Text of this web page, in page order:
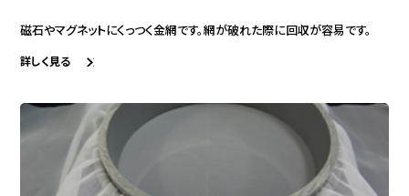
磁石やマグネットにくっつく金網です。網が破れた際に回収が容易です。
詳しく見る